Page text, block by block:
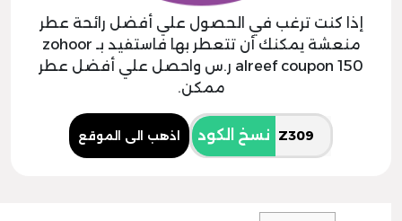
إذا كنت ترغب في الحصول علي أفضل رائحة عطر
منعشة يمكنك أن تتعطر بها فاستفيد بـ zohoor
alreef coupon 150 ر.س واحصل علي أفضل عطر
ممكن.
نسخ الكود اذهب الى الموقع